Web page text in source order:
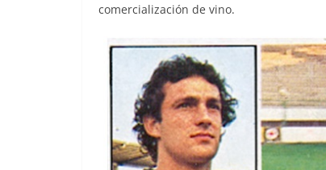
comercialización de vino.